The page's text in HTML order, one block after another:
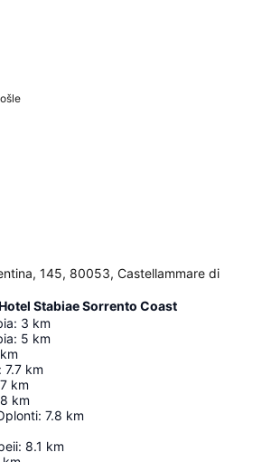
145, 80053, Castellammare di
Stabiae Sorrento Coast
: 3 km
: 5 km
km
: 7.7 km
km
km
: 7.8 km
: 8.1 km